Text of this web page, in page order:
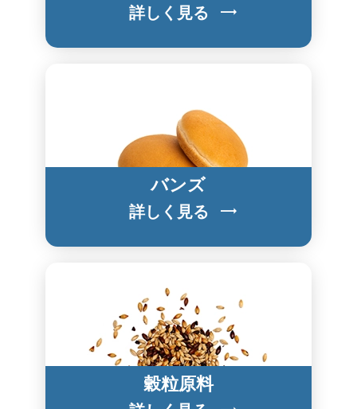
詳しく見る
バンズ
詳しく見る
穀粒原料